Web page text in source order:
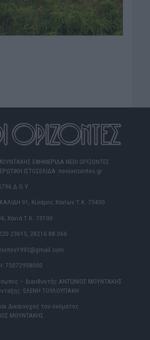
ΕΦΗΜΕΡΙΔΑ ΝΕΟΙ ΟΡΙΖΟΝΤΕΣ
ΙΣΤΟΣΕΛΙΔΑ: neoiorizontes.gr
Δ.Ο.Υ.
91, Κίσαμος Χανίων Τ.Κ. 73400
Χανιά Τ.Κ. 73100
23615, 28210 88.066
75072958000
– Διευθυντής ΑΝΤΩΝΙΟΣ ΜΟΥΝΤΑΚΗΣ
ΕΛΕΝΗ ΤΟΥΛΟΥΠΑΚΗ
Δικαιούχος του ονόματος
ΜΟΥΝΤΑΚΗΣ